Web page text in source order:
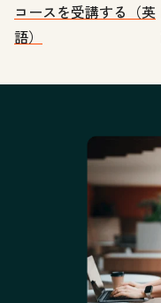
コースを受講する（英
語）